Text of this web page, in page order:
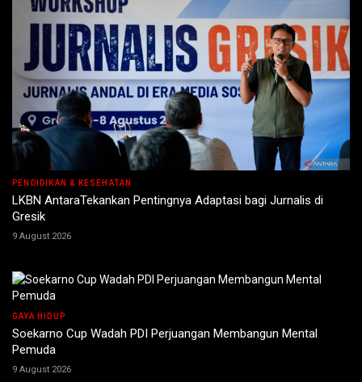
PENDIDIKAN & KESEHATAN
LKBN AntaraTekankan Pentingnya Adaptasi bagi Jurnalis di
Gresik
9 August 2026
GAYA HIDUP
Soekarno Cup Wadah PDI Perjuangan Membangun Mental
Pemuda
9 August 2026